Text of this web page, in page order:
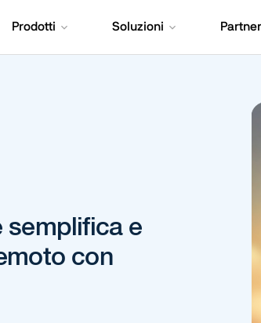
Prodotti Soluzioni Partner
semplifica e
con